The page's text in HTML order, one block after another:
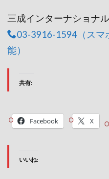
三成インターナショナル
03-3916-1594（スマ
能）
共有:
Facebook X
いいね: